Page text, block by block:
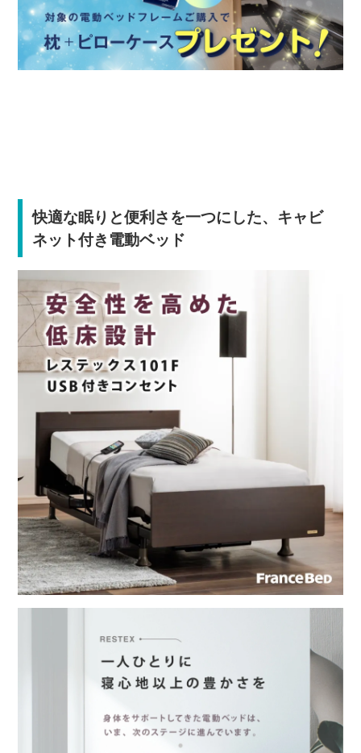
快適な眠りと便利さを一つにした、キャビ
ネット付き電動ベッド